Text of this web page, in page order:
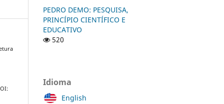
PEDRO DEMO: PESQUISA,
PRINCÍPIO CIENTÍFICO E
EDUCATIVO
520
Idioma
English